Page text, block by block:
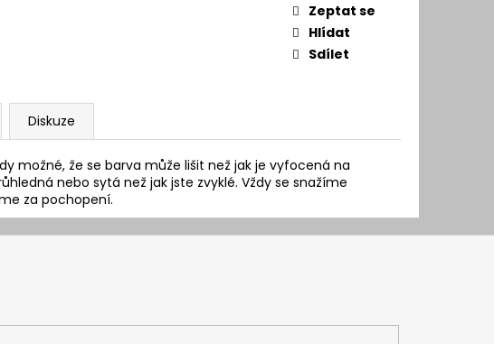
Zeptat se
Hlídat
Sdílet
Diskuze
možné, že se barva může lišit než jak je vyfocená na
nebo sytá než jak jste zvyklé. Vždy se snažíme
za pochopení.